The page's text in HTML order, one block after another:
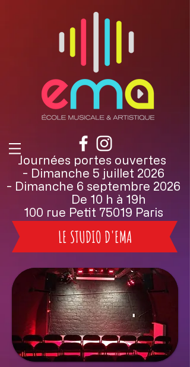
Journées portes ouvertes
- Dimanche 5 juillet 2026
- Dimanche 6 septembre 2026
De 10 h à 19h
100 rue Petit 75019 Paris
LE STUDIO D'EMA